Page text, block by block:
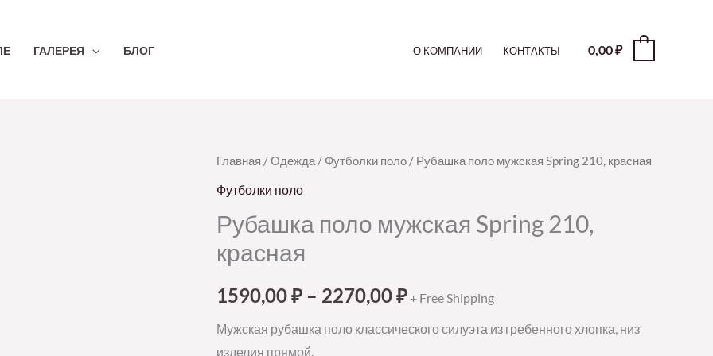
ГАЛЕРЕЯ БЛОГ О КОМПАНИИ КОНТАКТЫ 0,00₽
Главная /Одежда / Футболки поло / Рубашка поло мужская Spring 210, красная
Футболки поло
Рубашка поло мужская Spring 210,
красная
1590,00₽ – 2270,00₽ + Free Shipping
Мужская рубашка поло классического силуэта из гребенного хлопка, низ
изделия прямой.
Количество
товара
поло
мужская
210,
красная